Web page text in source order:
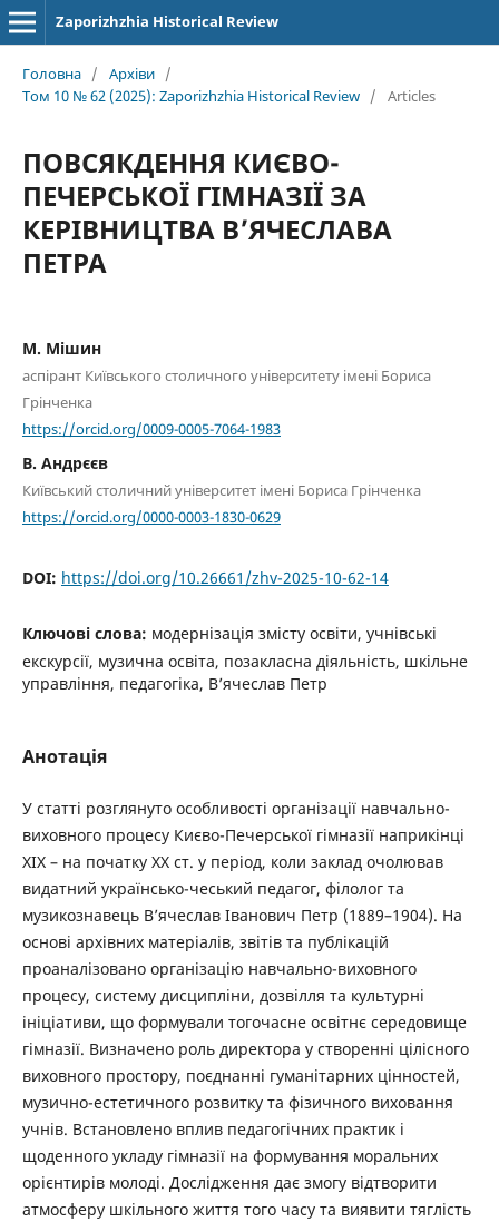
Zaporizhzhia Historical Review
Головна / Архіви /
Том 10 № 62 (2025): Zaporizhzhia Historical Review / Articles
ПОВСЯКДЕННЯ КИЄВО-
ПЕЧЕРСЬКОЇ ГІМНАЗІЇ ЗА
КЕРІВНИЦТВА В’ЯЧЕСЛАВА
ПЕТРА
М. Мішин
аспірант Київського столичного університету імені Бориса
Грінченка
https://orcid.org/0009-0005-7064-1983
В. Андрєєв
Київський столичний університет імені Бориса Грінченка
https://orcid.org/0000-0003-1830-0629
DOI: https://doi.org/10.26661/zhv-2025-10-62-14
Ключові слова: модернізація змісту освіти, учнівські
екскурсії, музична освіта, позакласна діяльність, шкільне
управління, педагогіка, В’ячеслав Петр
Анотація
У статті розглянуто особливості організації навчально-
виховного процесу Києво-Печерської гімназії наприкінці
ХІХ – на початку ХХ ст. у період, коли заклад очолював
видатний українсько-чеський педагог, філолог та
музикознавець В’ячеслав Іванович Петр (1889–1904). На
основі архівних матеріалів, звітів та публікацій
проаналізовано організацію навчально-виховного
процесу, систему дисципліни, дозвілля та культурні
ініціативи, що формували тогочасне освітнє середовище
гімназії. Визначено роль директора у створенні цілісного
виховного простору, поєднанні гуманітарних цінностей,
музично-естетичного розвитку та фізичного виховання
учнів. Встановлено вплив педагогічних практик і
щоденного укладу гімназії на формування моральних
орієнтирів молоді. Дослідження дає змогу відтворити
атмосферу шкільного життя того часу та виявити тяглість